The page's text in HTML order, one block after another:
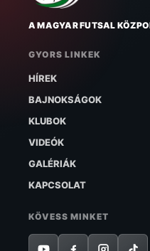
A MAGYAR FUTSAL
GYORS LINKEK
HÍREK
BAJNOKSÁGOK
KLUBOK
VIDEÓK
GALÉRIÁK
KAPCSOLAT
KÖVESS MINKET